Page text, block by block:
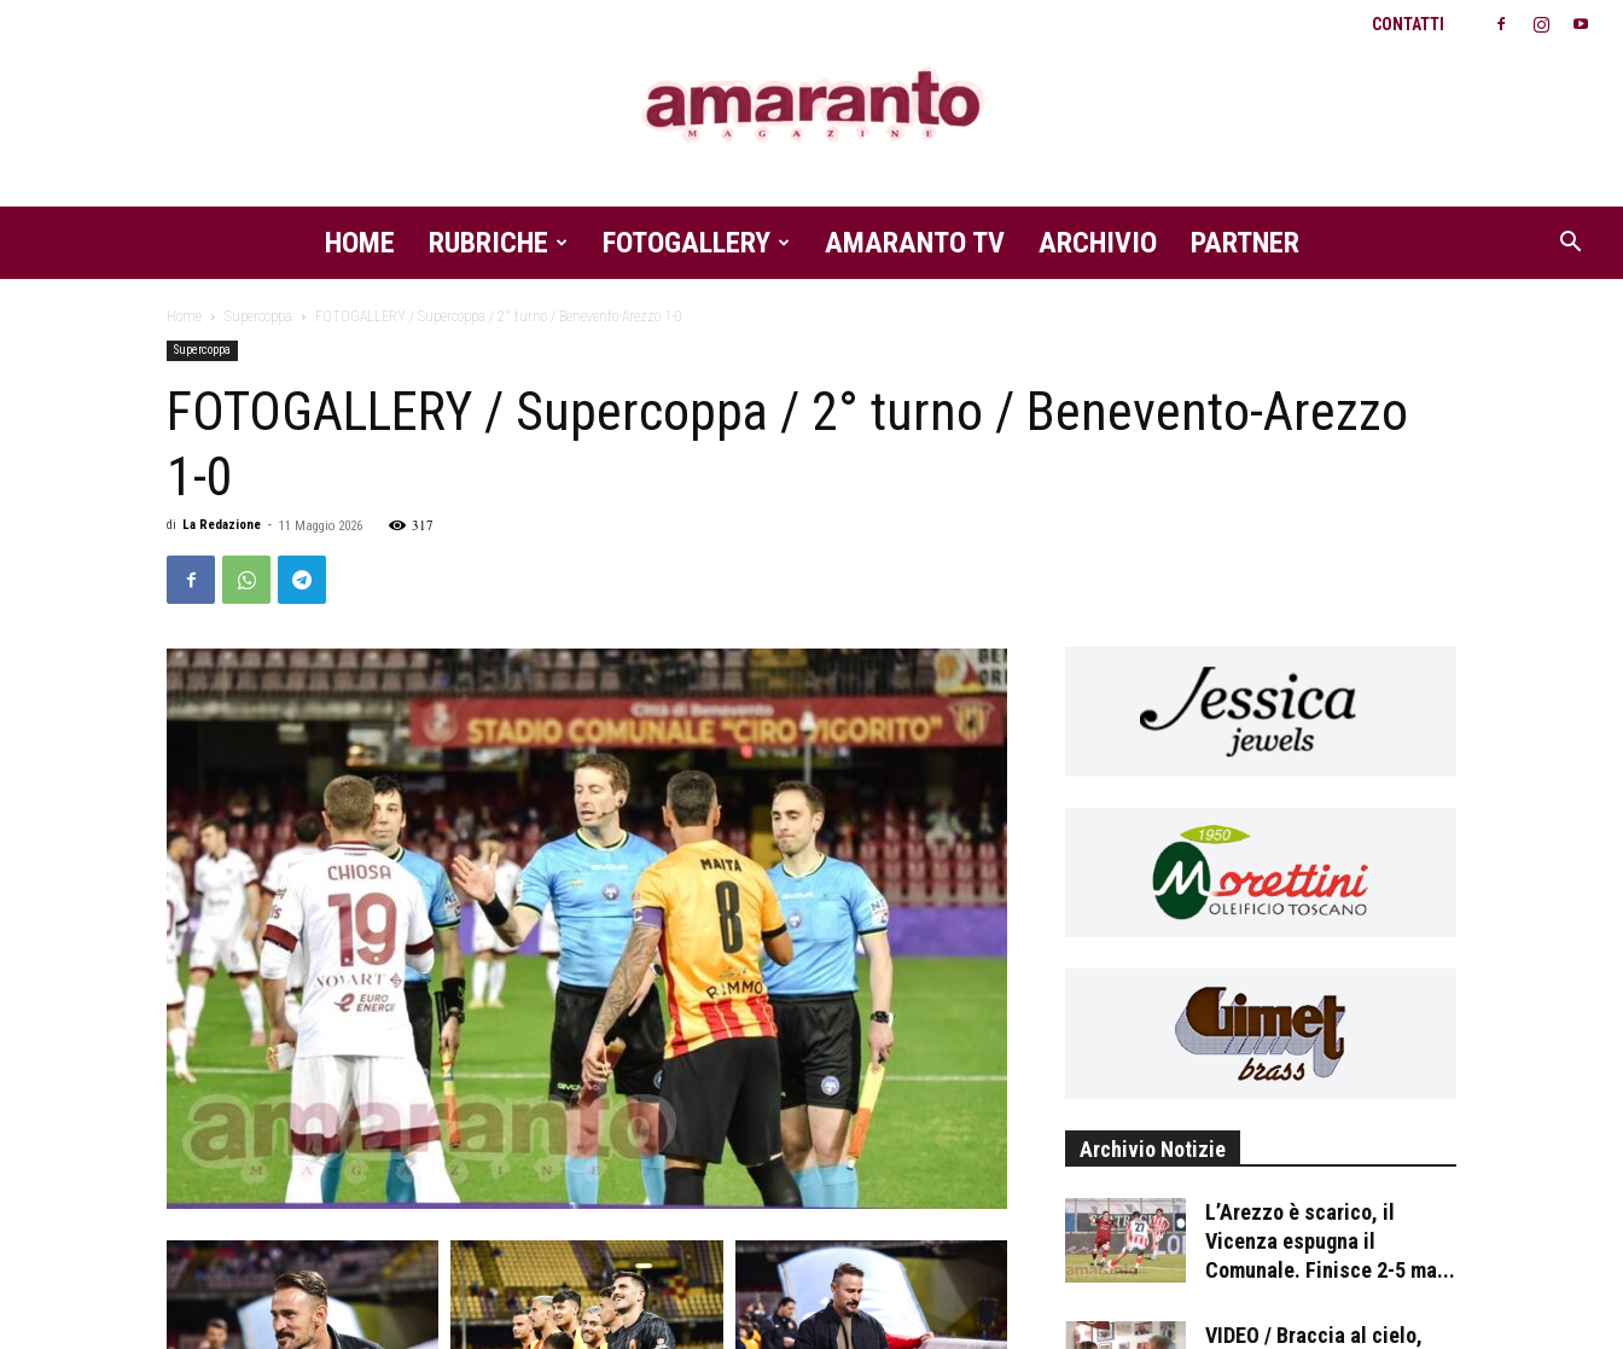
CONTATTI
Amaranto
Magazine
HOME RUBRICHE FOTOGALLERY AMARANTO TV ARCHIVIO PARTNER
Home Supercoppa FOTOGALLERY / Supercoppa / 2° turno / Benevento-Arezzo 1-0
Supercoppa
FOTOGALLERY / Supercoppa / 2° turno / Benevento-Arezzo
1-0
di La Redazione - 11 Maggio 2026 317
Archivio Notizie
L’Arezzo è scarico, il
Vicenza espugna il
Comunale. Finisce 2-5 ma...
VIDEO / Braccia al cielo,